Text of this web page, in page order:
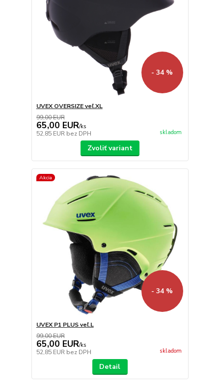
- 34 %
UVEX OVERSIZE veľ.XL
99,00 EUR
65,00 EUR/ks
52,85 EUR bez DPH skladom
Zvoliť variant
Akcia
- 34 %
UVEX P1 PLUS veľ.L
99,00 EUR
65,00 EUR/ks
52,85 EUR bez DPH skladom
Detail